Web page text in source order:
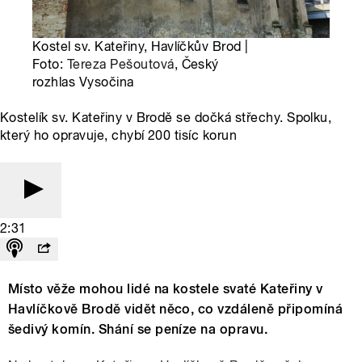
Kostel sv. Kateřiny, Havlíčkův Brod |
Foto: Tereza Pešoutová, Český
rozhlas Vysočina
Kostelík sv. Kateřiny v Brodě se dočká střechy. Spolku,
který ho opravuje, chybí 200 tisíc korun
2:31
Místo věže mohou lidé na kostele svaté Kateřiny v
Havlíčkově Brodě vidět něco, co vzdáleně připomíná
šedivý komín. Shání se peníze na opravu.